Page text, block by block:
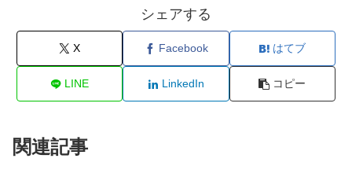
シェアする
X Facebook はてブ
LINE LinkedIn コピー
関連記事